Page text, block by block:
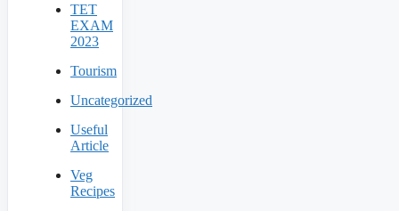
TET
EXAM
2023
Tourism
Uncategorized
Useful
Article
Veg
Recipes